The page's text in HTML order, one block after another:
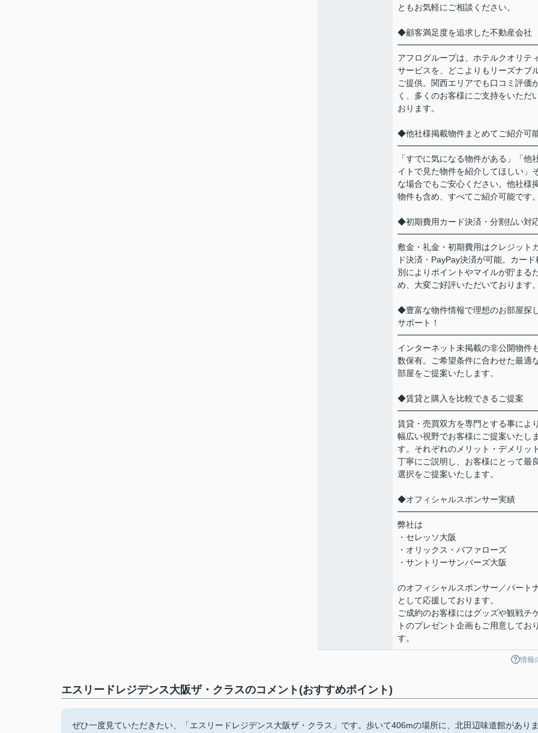
ともお気軽にご相談ください。
◆顧客満足度を追求した不動産会社
アフログループは、ホテルクオリテ
サービスを、どこよりもリーズナブ
ご提供。関西エリアでも口コミ評価
く、多くのお客様にご支持をいただ
おります。
◆他社様掲載物件まとめてご紹介可
「すでに気になる物件がある」「他
イトで見た物件を紹介してほしい」
な場合でもご安心ください。他社様
物件も含め、すべてご紹介可能です
◆初期費用カード決済・分割払い対
敷金・礼金・初期費用はクレジット
ド決済・PayPay決済が可能。カード
別によりポイントやマイルが貯まる
め、大変ご好評いただいております
◆豊富な物件情報で理想のお部屋探
サポート！
インターネット未掲載の非公開物件
数保有。ご希望条件に合わせた最適
部屋をご提案いたします。
◆賃貸と購入を比較できるご提案
賃貸・売買双方を専門とする事によ
幅広い視野でお客様にご提案いたし
す。それぞれのメリット・デメリッ
丁寧にご説明し、お客様にとって最
選択をご提案いたします。
◆オフィシャルスポンサー実績
弊社は
・セレッソ大阪
・オリックス・バファローズ
・サントリーサンバーズ大阪
のオフィシャルスポンサー／パート
として応援しております。
ご成約のお客様にはグッズや観戦チ
トのプレゼント企画もご用意してお
す。
情報
エスリードレジデンス大阪ザ・クラスのコメント(おすすめポイント)
ぜひ一度見ていただきたい、「エスリードレジデンス大阪ザ・クラス」です。歩いて406mの場所に、北田辺味道館があり